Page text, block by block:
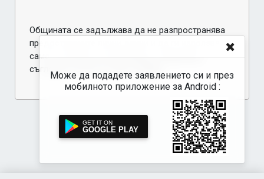
Общината се задължава да не разпространява
предоставените лични данни и да ги използва
само за целите на настоящото заявление,
съгласно чл.19 и чл. 20 от ЗЗЛД
Може да подадете заявлението си и през
мобилното приложение за Android :
GOOGLE PLAY